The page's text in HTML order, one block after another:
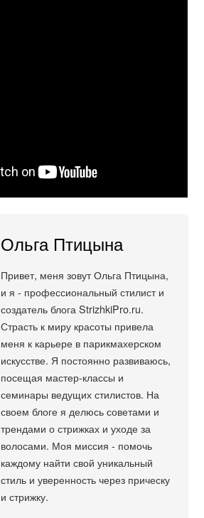
Ольга Птицына
Привет, меня зовут Ольга Птицына,
и я - профессиональный стилист и
создатель блога StrizhkiPro.ru.
Страсть к миру красоты привела
меня к карьере в парикмахерском
искусстве. Я постоянно развиваюсь,
посещая мастер-классы и
семинары ведущих стилистов. На
своем блоге я делюсь советами и
трендами о стрижках и уходе за
волосами. Моя миссия - помочь
каждому найти свой уникальный
стиль и уверенность через прическу
и стрижку.